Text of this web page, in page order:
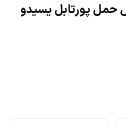
حمل پورتابل یسیدو